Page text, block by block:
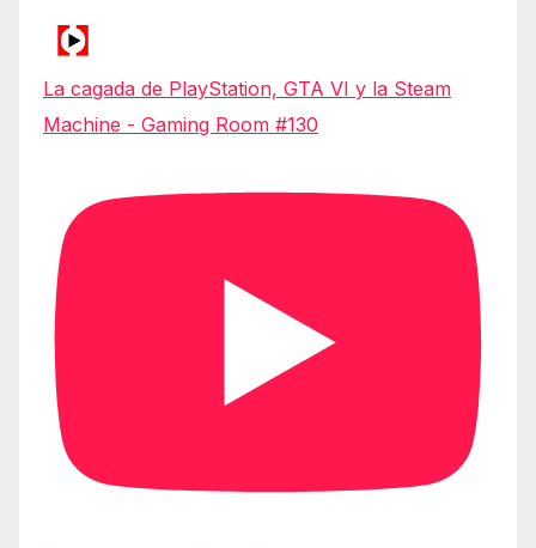
La cagada de PlayStation, GTA VI y la Steam
Machine - Gaming Room #130